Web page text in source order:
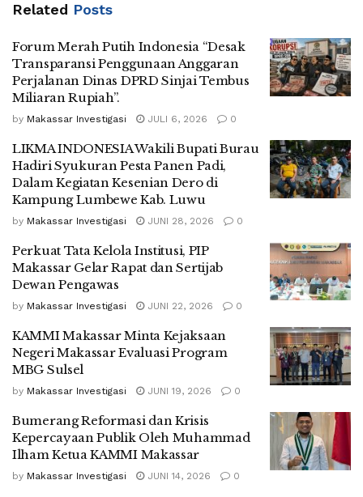
Related Posts
Forum Merah Putih Indonesia “Desak
Transparansi Penggunaan Anggaran
Perjalanan Dinas DPRD Sinjai Tembus
Miliaran Rupiah”.
by Makassar Investigasi JULI 6, 2026 0
LIKMA INDONESIA Wakili Bupati Burau
Hadiri Syukuran Pesta Panen Padi,
Dalam Kegiatan Kesenian Dero di
Kampung Lumbewe Kab. Luwu
by Makassar Investigasi JUNI 28, 2026 0
Perkuat Tata Kelola Institusi, PIP
Makassar Gelar Rapat dan Sertijab
Dewan Pengawas
by Makassar Investigasi JUNI 22, 2026 0
KAMMI Makassar Minta Kejaksaan
Negeri Makassar Evaluasi Program
MBG Sulsel
by Makassar Investigasi JUNI 19, 2026 0
Bumerang Reformasi dan Krisis
Kepercayaan Publik Oleh Muhammad
Ilham Ketua KAMMI Makassar
by Makassar Investigasi JUNI 14, 2026 0